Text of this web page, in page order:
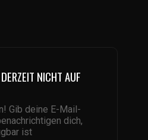
NICHT AUF
Gib deine E-Mail-
dich,
ist